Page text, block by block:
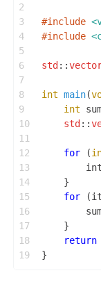
2
3
4
5
6
7
8
9
10
11
12
13
14
15
16
17
18
19
#include
#include
std ::
int main(
int
std ::
for (
    }
for (it
    }
return
}